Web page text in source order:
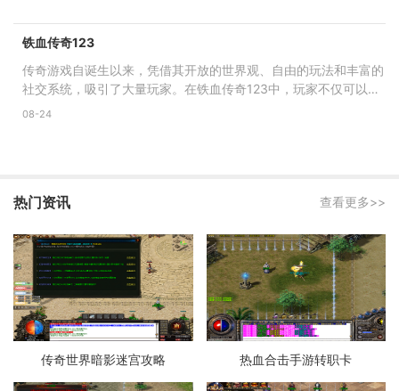
铁血传奇123
传奇游戏自诞生以来，凭借其开放的世界观、自由的玩法和丰富的
社交系统，吸引了大量玩家。在铁血传奇123中，玩家不仅可以选
择不同的职业，如战士、
08-24
热门资讯 查看更多>>
传奇世界暗影迷宫攻略 热血合击手游转职卡